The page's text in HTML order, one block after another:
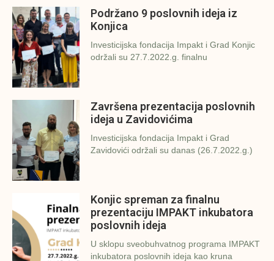
Podržano 9 poslovnih ideja iz
Konjica
Investicijska fondacija Impakt i Grad Konjic
održali su 27.7.2022.g. finalnu
Završena prezentacija poslovnih
ideja u Zavidovićima
Investicijska fondacija Impakt i Grad
Zavidovići održali su danas (26.7.2022.g.)
Konjic spreman za finalnu
prezentaciju IMPAKT inkubatora
poslovnih ideja
U sklopu sveobuhvatnog programa IMPAKT
inkubatora poslovnih ideja kao kruna